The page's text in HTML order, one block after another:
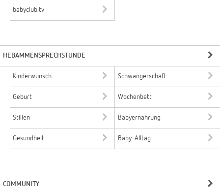
babyclub.tv
HEBAMMENSPRECHSTUNDE
Kinderwunsch Schwangerschaft
Geburt Wochenbett
Stillen Babyernährung
Gesundheit Baby-Alltag
COMMUNITY